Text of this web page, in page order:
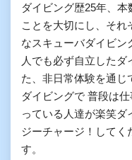
ダイビング歴25年、
ことを大切にし、そ
なスキューバダイビン
人でも必ず自立したダ
た、非日常体験を通じ
ダイビングで 普段は
っている人達が楽笑ダ
ジーチャージ！してく
す。